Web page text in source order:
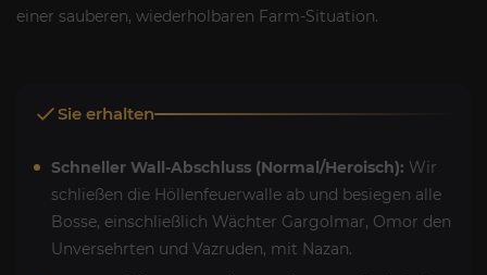
einer sauberen, wiederholbaren Farm-Situation.
Sie erhalten
Schneller Wall-Abschluss (Normal/Heroisch): Wir
schließen die Höllenfeuerwalle ab und besiegen alle
Bosse, einschließlich Wächter Gargolmar, Omor den
Unversehrten und Vazruden, mit Nazan.